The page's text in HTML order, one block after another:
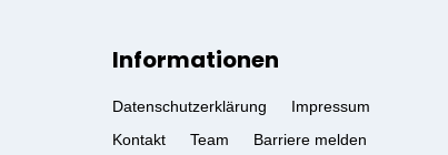
Informationen
Datenschutzerklärung
Impressum
Kontakt
Team
Barriere melden